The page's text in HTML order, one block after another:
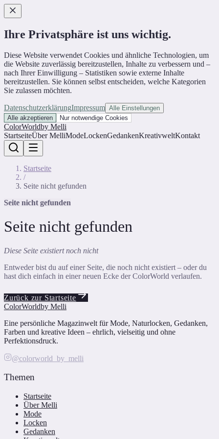
Ihre Privatsphäre ist uns wichtig.
Diese Website verwendet Cookies und ähnliche Technologien, um
die Website zuverlässig bereitzustellen, Inhalte zu verbessern und –
nach Ihrer Einwilligung – Statistiken sowie externe Inhalte
bereitzustellen. Sie können selbst entscheiden, welche Kategorien
Sie zulassen möchten.
DatenschutzerklärungImpressum Alle Einstellungen
Alle akzeptieren
Nur notwendige Cookies
ColorWorldby Melli
StartseiteÜber MelliModeLockenGedankenKreativweltKontakt
Startseite
/
Seite nicht gefunden
Seite nicht gefunden
Seite nicht gefunden
Diese Seite existiert noch nicht
Entweder bist du auf einer Seite, die noch nicht existiert – oder du
hast dich einfach in einer neuen Ecke der ColorWorld verlaufen.
Zurück zur Startseite
ColorWorldby Melli
Eine persönliche Magazinwelt für Mode, Naturlocken, Gedanken,
Farben und kreative Ideen – ehrlich, vielseitig und ohne
Perfektionsdruck.
@colorworld_by_melli
Themen
Startseite
Über Melli
Mode
Locken
Gedanken